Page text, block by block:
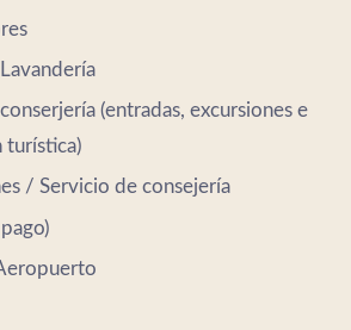
(entradas, excursiones e
turística)
/ Servicio de consejería